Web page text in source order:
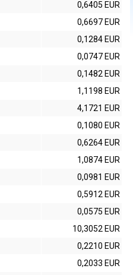
0,6405 EUR
0,6697 EUR
0,1284 EUR
0,0747 EUR
0,1482 EUR
1,1198 EUR
4,1721 EUR
0,1080 EUR
0,6264 EUR
1,0874 EUR
0,0981 EUR
0,5912 EUR
0,0575 EUR
10,3052 EUR
0,2210 EUR
0,2033 EUR